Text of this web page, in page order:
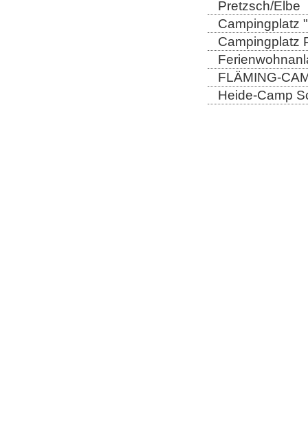
Pretzsch/Elbe
Campingplatz
Campingplatz
FLÄMING-
Heide-Camp